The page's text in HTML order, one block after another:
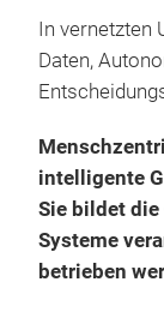
In vernetzten
Daten,
intelligente
Sie bildet
Systeme
betrieben